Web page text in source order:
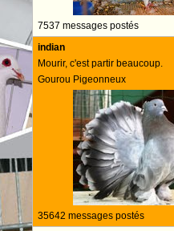
7537 messages postés
indian
Mourir, c'est partir beaucoup.
Gourou Pigeonneux
35642 messages postés